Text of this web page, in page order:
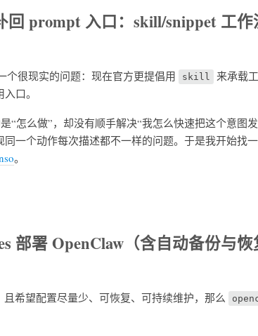
回 prompt 入口：skill/snippet 工
个很现实的问题：现在官方更提倡用 skill
来承载
口。
“怎么做”，却没有顺手解决“我怎么快速把这个意图
一个动作每次描述都不一样的问题。于是我开始找
。
部署 OpenClaw（含自动备份与恢
希望配置尽量少、可恢复、可持续维护，那么